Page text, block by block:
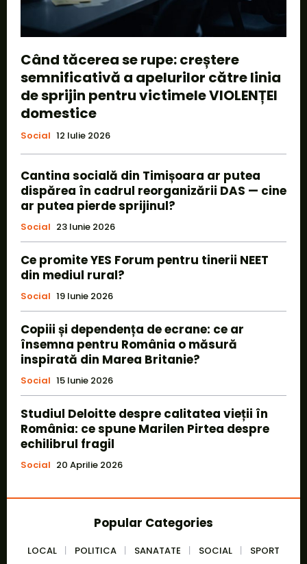
Când tăcerea se rupe: creștere
semnificativă a apelurilor către linia
de sprijin pentru victimele VIOLENȚEI
domestice
Social 12 Iulie 2026
Cantina socială din Timișoara ar putea
dispărea în cadrul reorganizării DAS — cine
ar putea pierde sprijinul?
Social 23 Iunie 2026
Ce promite YES Forum pentru tinerii NEET
din mediul rural?
Social 19 Iunie 2026
Copiii și dependența de ecrane: ce ar
însemna pentru România o măsură
inspirată din Marea Britanie?
Social 15 Iunie 2026
Studiul Deloitte despre calitatea vieții în
România: ce spune Marilen Pirtea despre
echilibrul fragil
Social 20 Aprilie 2026
Popular Categories
LOCAL POLITICA SANATATE SOCIAL
SPORT